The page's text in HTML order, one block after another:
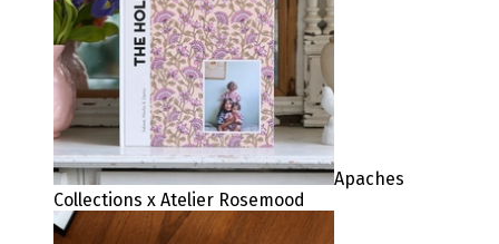
Apaches
Collections x Atelier Rosemood